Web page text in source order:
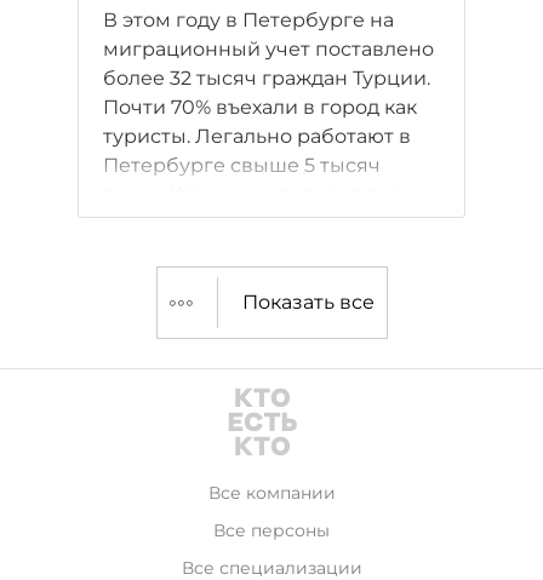
В этом году в Петербурге на
миграционный учет поставлено
более 32 тысяч граждан Турции.
Почти 70% въехали в город как
туристы. Легально работают в
Петербурге свыше 5 тысяч
действие российских санкций,
Показать все
Все компании
Все персоны
Все специализации